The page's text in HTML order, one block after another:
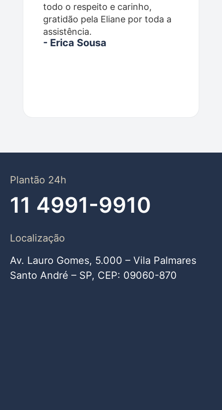
todo o respeito e carinho,
gratidão pela Eliane por toda a
assistência.
- Erica Sousa
Plantão 24h
11 4991-9910
Localização
Av. Lauro Gomes, 5.000 – Vila Palmares
Santo André – SP, CEP: 09060-870